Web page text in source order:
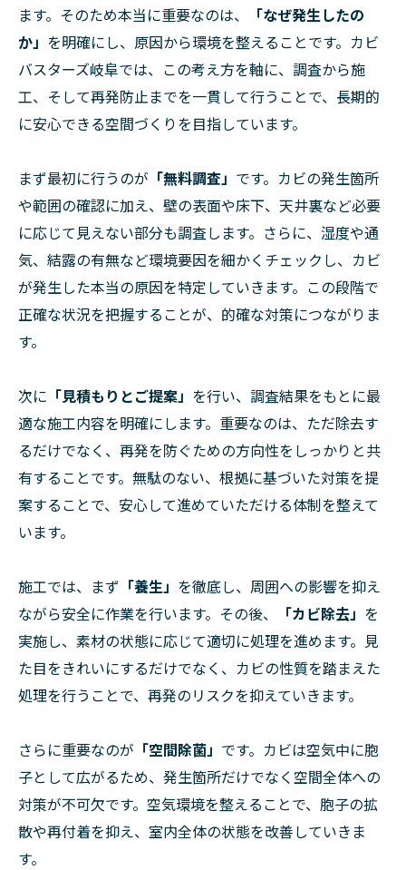
ます。そのため本当に重要なのは、
「なぜ発生したの
か」 を明確にし、原因から環境を整えることです。カビ
バスターズ岐阜では、この考え方を軸に、調査から施
工、そして再発防止までを一貫して行うことで、長期的
に安心できる空間づくりを目指しています。
まず最初に行うのが 「無料調査」 です。カビの発生箇所
や範囲の確認に加え、壁の表面や床下、天井裏など必要
に応じて見えない部分も調査します。さらに、湿度や通
気、結露の有無など環境要因を細かくチェックし、カビ
が発生した本当の原因を特定していきます。この段階で
正確な状況を把握することが、的確な対策につながりま
す。
次に 「見積もりとご提案」 を行い、調査結果をもとに最
適な施工内容を明確にします。重要なのは、ただ除去す
るだけでなく、再発を防ぐための方向性をしっかりと共
有することです。無駄のない、根拠に基づいた対策を提
案することで、安心して進めていただける体制を整えて
います。
施工では、まず 「養生」 を徹底し、周囲への影響を抑え
ながら安全に作業を行います。その後、
「カビ除去」 を
実施し、素材の状態に応じて適切に処理を進めます。見
た目をきれいにするだけでなく、カビの性質を踏まえた
処理を行うことで、再発のリスクを抑えていきます。
さらに重要なのが 「空間除菌」 です。カビは空気中に胞
子として広がるため、発生箇所だけでなく空間全体への
対策が不可欠です。空気環境を整えることで、胞子の拡
散や再付着を抑え、室内全体の状態を改善していきま
す。